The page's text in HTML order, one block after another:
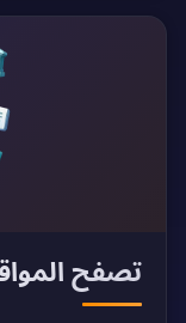
تصفح